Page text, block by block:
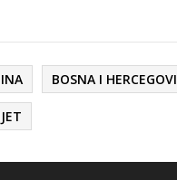
BOSNA I